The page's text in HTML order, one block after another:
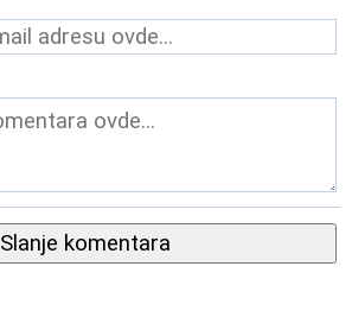
Slanje komentara